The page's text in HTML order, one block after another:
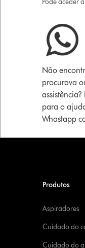
Pode aceder
Não
procurava
para o
Whastapp
Produtos
Aspiradores
Cuidado do
Cuidado do